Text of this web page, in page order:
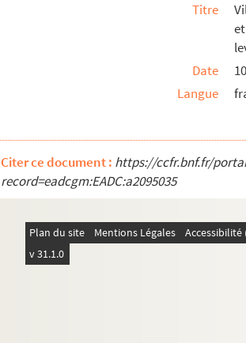
Titre
Date
Langue
Citer ce document : https://ccfr.bnf.fr/
record=eadcgm:EADC:a2095035
Plan du site Mentions Légales
v 31.1.0